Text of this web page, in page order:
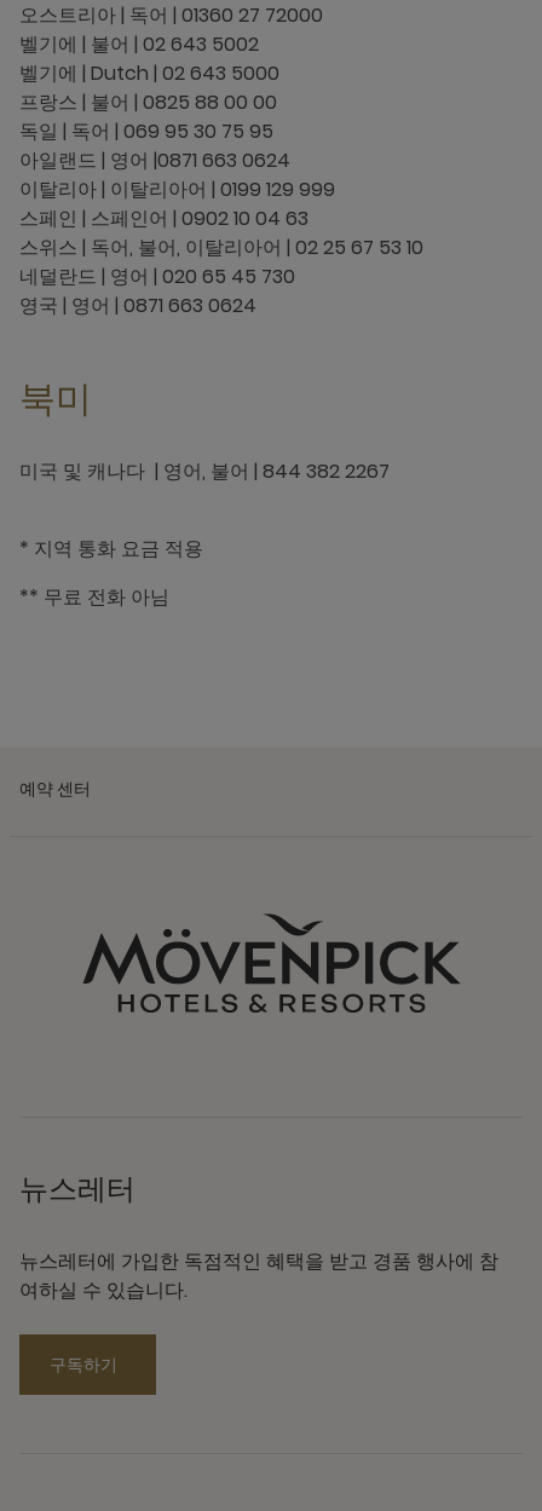
오스트리아 | 독어 | 01360 27 72000
벨기에 | 불어 | 02 643 5002
벨기에 | Dutch | 02 643 5000
프랑스 | 불어 | 0825 88 00 00
독일 | 독어 | 069 95 30 75 95
아일랜드 | 영어 |0871 663 0624
이탈리아 | 이탈리아어 | 0199 129 999
스페인 | 스페인어 | 0902 10 04 63
스위스 | 독어, 불어, 이탈리아어 | 02 25 67 53 10
네덜란드 | 영어 | 020 65 45 730
영국 | 영어 | 0871 663 0624
북미
미국 및 캐나다 | 영어, 불어 | 844 382 2267
* 지역 통화 요금 적용
** 무료 전화 아님
예약 센터
뉴스레터
뉴스레터에 가입한 독점적인 혜택을 받고 경품 행사에 참
여하실 수 있습니다.
구독하기